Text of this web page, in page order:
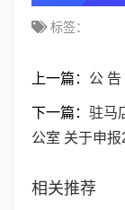
标签：
上一篇： 公 告
下一篇： 驻马
公室 关于申
相关推荐